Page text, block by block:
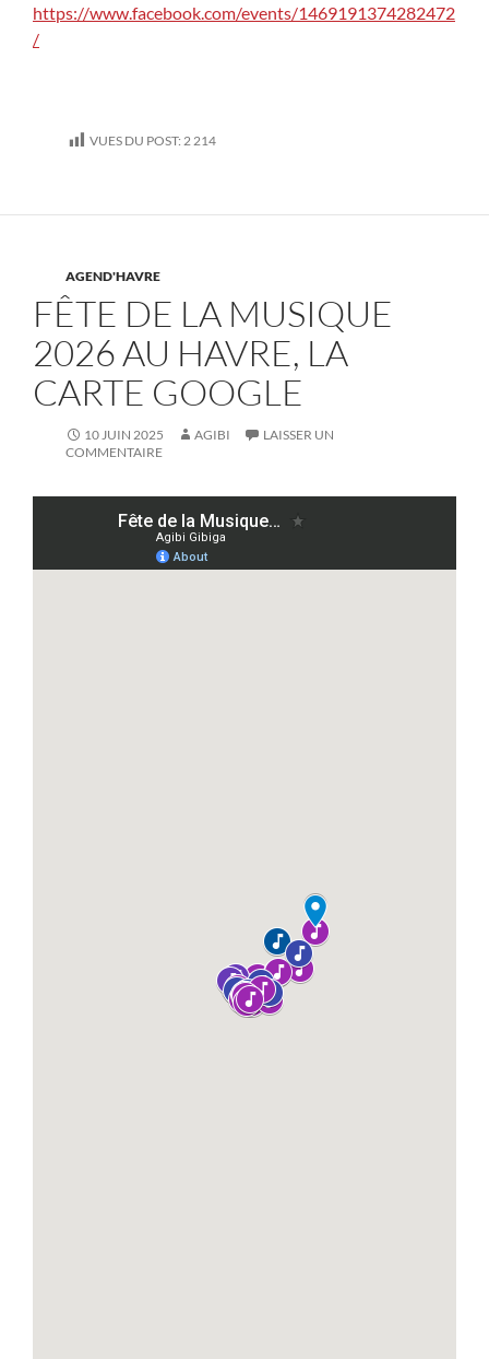
https://www.facebook.com/events/1469191374282472
/
VUES DU POST: 2 214
AGEND'HAVRE
FÊTE DE LA MUSIQUE
2026 AU HAVRE, LA
CARTE GOOGLE
10 JUIN 2025 AGIBI
LAISSER UN
COMMENTAIRE